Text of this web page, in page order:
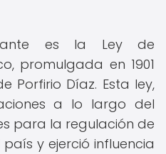
es la Ley de
promulgada en 1901
Porfirio Díaz. Esta ley,
a lo largo del
para la regulación de
y ejerció influencia